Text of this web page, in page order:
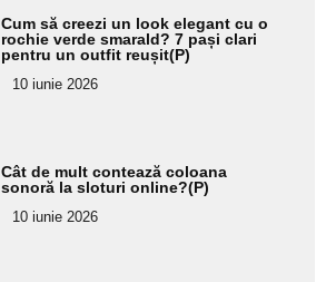
Cum să creezi un look elegant cu o
rochie verde smarald? 7 pași clari
pentru un outfit reușit(P)
10 iunie 2026
Cât de mult contează coloana
sonoră la sloturi online?(P)
10 iunie 2026